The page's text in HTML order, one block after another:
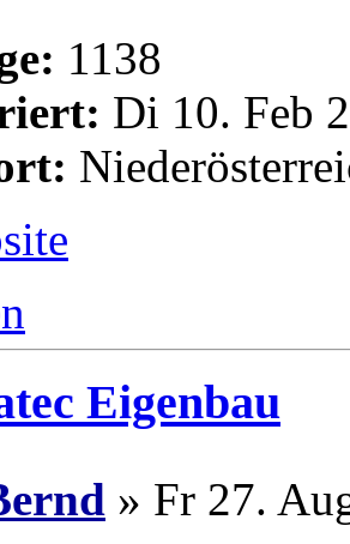
1138
Di 10. Feb
Eigenbau
» Fr 27.